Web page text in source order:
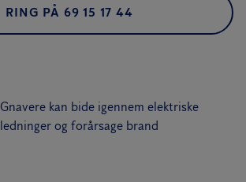
RING PÅ 69 15 17 44
Gnavere kan bide igennem elektriske
ledninger og forårsage brand